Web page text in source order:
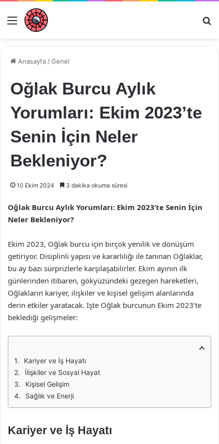
Menü
Anasayfa /Genel
Oğlak Burcu Aylık
Yorumları: Ekim 2023’te
Senin İçin Neler
Bekleniyor?
10 Ekim 2024 3 dakika okuma süresi
Oğlak Burcu Aylık Yorumları: Ekim 2023’te Senin İçin
Neler Bekleniyor?
Ekim 2023, Oğlak burcu için birçok yenilik ve dönüşüm
getiriyor. Disiplinli yapısı ve kararlılığı ile tanınan Oğlaklar,
bu ay bazı sürprizlerle karşılaşabilirler. Ekim ayının ilk
günlerinden itibaren, gökyüzündeki gezegen hareketleri,
Oğlakların kariyer, ilişkiler ve kişisel gelişim alanlarında
derin etkiler yaratacak. İşte Oğlak burcunun Ekim 2023’te
beklediği gelişmeler:
Kariyer ve İş Hayatı
İlişkiler ve Sosyal Hayat
Kişisel Gelişim
Sağlık ve Enerji
Kariyer ve İş Hayatı